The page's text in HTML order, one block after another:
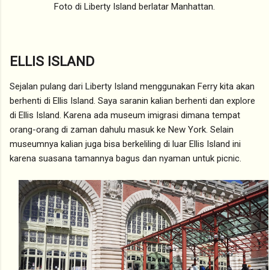
Foto di Liberty Island berlatar Manhattan.
ELLIS ISLAND
Sejalan pulang dari Liberty Island menggunakan Ferry kita akan
berhenti di Ellis Island. Saya saranin kalian berhenti dan explore
di Ellis Island. Karena ada museum imigrasi dimana tempat
orang-orang di zaman dahulu masuk ke New York. Selain
museumnya kalian juga bisa berkeliling di luar Ellis Island ini
karena suasana tamannya bagus dan nyaman untuk picnic.